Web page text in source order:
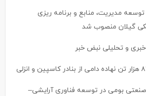
مدیریت، منابع و برنامه ریزی
گیلان منصوب شد
خبری و تحلیلی نبض خبر
بومی در توسعه فناوری آرایشی–